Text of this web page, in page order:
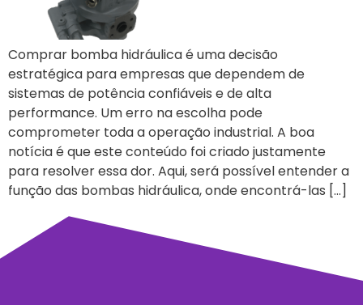
Comprar bomba hidráulica é uma decisão
estratégica para empresas que dependem de
sistemas de potência confiáveis e de alta
performance. Um erro na escolha pode
comprometer toda a operação industrial. A boa
notícia é que este conteúdo foi criado justamente
para resolver essa dor. Aqui, será possível entender a
função das bombas hidráulica, onde encontrá-las […]